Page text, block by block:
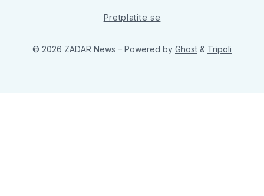
Pretplatite se
© 2026 ZADAR News – Powered by Ghost & Tripoli